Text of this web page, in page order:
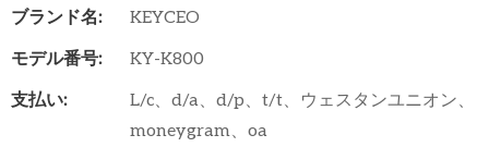
ブランド名:
KEYCEO
モデル番号:
KY-K800
支払い:
L/c、d/a、d/p、t/t、ウェスタンユニオン、
moneygram、oa